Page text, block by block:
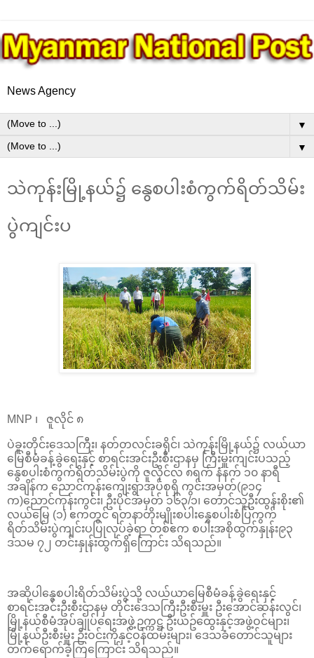
News Agency
▼
▼
သဲကုန်းမြို့နယ်၌ နွေစပါးစံကွက်ရိတ်သိမ်း
ပွဲကျင်းပ
MNP ၊ ဇူလိုင် ၈
ပဲခူးတိုင်းဒေသကြီး၊ နတ်တလင်းခရိုင်၊ သဲကုန်းမြို့နယ်၌ လယ်ယာ
မြေစီမံခန့်ခွဲရေးနှင့် စာရင်းအင်းဦးစီးဌာနမှ ကြီးမှူးကျင်းပသည့်
နွေစပါးစံကွက်ရိတ်သိမ်းပွဲကို ဇူလိုင်လ ၈ရက် နံနက် ၁၀ နာရီ
အချိန်က ညောင်ကုန်းကျေးရွာအုပ်စုရှိ ကွင်းအမှတ်(၉၁၄
က)ညောင်ကုန်းကွင်း၊ ဦးပိုင်အမှတ် ၁၆၃/၁၊ တောင်သူဦးထွန်းစိုး၏
လယ်မြေ (၁) ဧကတွင် ရတနာတိုးမျိုးစပါးနွေစပါးစံပြကွက်
ရိတ်သိမ်းပွဲကျင်းပပြုလုပ်ခဲ့ရာ တစ်ဧက စပါးအစိုထွက်နှုန်း၉၃
ဒသမ ၇၂ တင်းနှုန်းထွက်ရှိကြောင်း သိရသည်။
အဆိုပါနွေစပါးရိတ်သိမ်းပွဲသို့ လယ်ယာမြေစီမံခန့်ခွဲရေးနှင့်
စာရင်းအင်းဦးစီးဌာနမှ တိုင်းဒေသကြီးဦးစီးမှူး ဦးအောင်ဆန်းလွင်၊
မြို့နယ်စီမံအုပ်ချုပ်ရေးအဖွဲ့ဥက္ကဋ္ဌ ဦးယဥ်ထွေးနှင့်အဖွဲ့ဝင်များ၊
မြို့နယ်ဦးစီးမှူး ဦးဝင်းကိုနှင့်ဝန်ထမ်းများ၊ ဒေသခံတောင်သူများ
တက်ရောက်ခဲ့ကြကြောင်း သိရသည်။